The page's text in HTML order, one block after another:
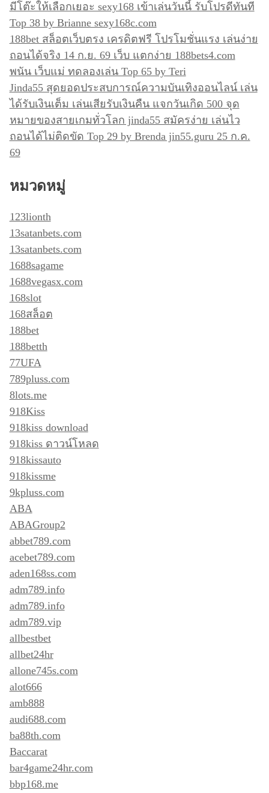
มีโต๊ะให้เลือกเยอะ sexy168 เข้าเล่นวันนี้ รับโปรดีทันที
Top 38 by Brianne sexy168c.com
188bet สล็อตเว็บตรง เครดิตฟรี โปรโมชั่นแรง เล่นง่าย
ถอนได้จริง 14 ก.ย. 69 เว็บ แตกง่าย 188bets4.com
พนัน เว็บแม่ ทดลองเล่น Top 65 by Teri
Jinda55 สุดยอดประสบการณ์ความบันเทิงออนไลน์ เล่น
ได้รับเงินเต็ม เล่นเสียรับเงินคืน แจกวันเกิด 500 จุด
หมายของสายเกมทั่วโลก jinda55 สมัครง่าย เล่นไว
ถอนได้ไม่ติดขัด Top 29 by Brenda jin55.guru 25 ก.ค.
69
หมวดหมู่
123lionth
13satanbets.com
13satanbets.com
1688sagame
1688vegasx.com
168slot
168สล็อต
188bet
188betth
77UFA
789pluss.com
8lots.me
918Kiss
918kiss download
918kiss ดาวน์โหลด
918kissauto
918kissme
9kpluss.com
ABA
ABAGroup2
abbet789.com
acebet789.com
aden168ss.com
adm789.info
adm789.info
adm789.vip
allbestbet
allbet24hr
allone745s.com
alot666
amb888
audi688.com
ba88th.com
Baccarat
bar4game24hr.com
bbp168.me